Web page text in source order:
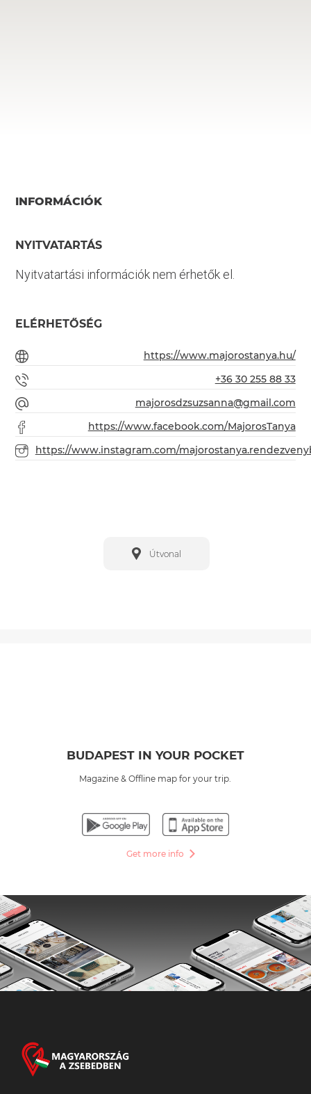
INFORMÁCIÓK
NYITVATARTÁS
Nyitvatartási információk nem érhetők el.
ELÉRHETŐSÉG
https://www.majorostanya.hu/
+36 30 255 88 33
majorosdzsuzsanna@gmail.com
https://www.facebook.com/MajorosTanya
https://www.instagram.com/
Útvonal
BUDAPEST IN YOUR POCKET
Magazine & Offline map for your trip.
Get more info